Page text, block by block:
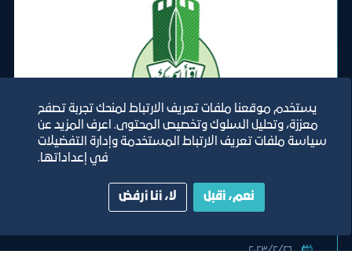
فرصة
التحضيرية (471) بشطر الطلاب (كافتيريا)
٢٦‏/٢‏/٢٠٢٣
يستخدم موقعنا ملفات تعريف الارتباط لمنحك تجربة تصفح
معززة، وتحليل السلوك وتخصيص المحتوى. اعرف المزيد عن
سياسة ملفات تعريف الارتباط المستخدمة وإدارة التفضيلات
في إعداداتها.
نعم، أقبل لا، أنا أرفض